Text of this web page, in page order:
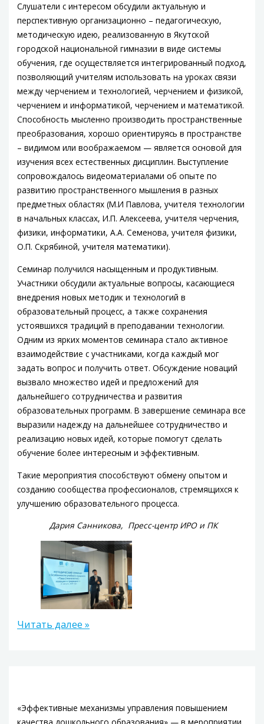
Слушатели с интересом обсудили актуальную и
перспективную организационно – педагогическую,
методическую идею, реализованную в Якутской
городской национальной гимназии в виде системы
обучения, где осуществляется интегрированный подход,
позволяющий учителям использовать на уроках связи
между черчением и технологией, черчением и физикой,
черчением и информатикой, черчением и математикой.
Способность мысленно производить пространственные
преобразования, хорошо ориентируясь в пространстве
– видимом или воображаемом — является основой для
изучения всех естественных дисциплин. Выступление
сопровождалось видеоматериалами об опыте по
развитию пространственного мышления в разных
предметных областях (М.И Павлова, учителя технологии
в начальных классах, И.П. Алексеева, учителя черчения,
физики, информатики, А.А. Семенова, учителя физики,
О.П. Скрябиной, учителя математики).
Семинар получился насыщенным и продуктивным.
Участники обсудили актуальные вопросы, касающиеся
внедрения новых методик и технологий в
образовательный процесс, а также сохранения
устоявшихся традиций в преподавании технологии.
Одним из ярких моментов семинара стало активное
взаимодействие с участниками, когда каждый мог
задать вопрос и получить ответ. Обсуждение новаций
вызвало множество идей и предложений для
дальнейшего сотрудничества и развития
образовательных программ. В завершение семинара все
выразили надежду на дальнейшее сотрудничество и
реализацию новых идей, которые помогут сделать
обучение более интересным и эффективным.
Такие мероприятия способствуют обмену опытом и
созданию сообщества профессионалов, стремящихся к
улучшению образовательного процесса.
Дария Санникова, Пресс-центр ИРО и ПК
Читать далее »
«Эффективные механизмы управления повышением